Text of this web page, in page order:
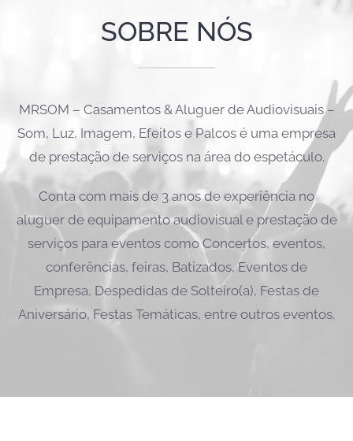
SOBRE NÓS
MRSOM – Casamentos & Aluguer de Audiovisuais –
Som, Luz, Imagem, Efeitos e Palcos é uma empresa
de prestação de serviços na área do espetáculo.
Conta com mais de 3 anos de experiência no
aluguer de equipamento audiovisual e prestação de
serviços para eventos como Concertos, eventos,
conferências, feiras, Batizados, Eventos de
Empresa, Despedidas de Solteiro(a), Festas de
Aniversário, Festas Temáticas, entre outros eventos.